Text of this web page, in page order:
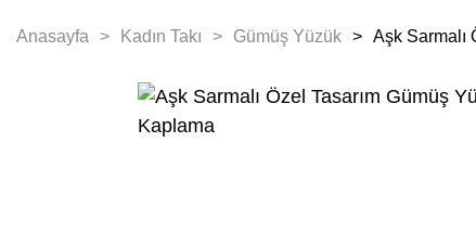
Anasayfa Kadın Takı Gümüş Yüzük Aşk Sarmalı